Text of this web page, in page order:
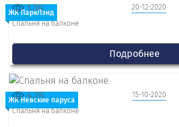
ЖК ПаркЛэнд
20-12-2020
1.3K
Спальня на балконе
Подробнее
ЖК Невские паруса
15-10-2020
4.7K
Спальня на балконе